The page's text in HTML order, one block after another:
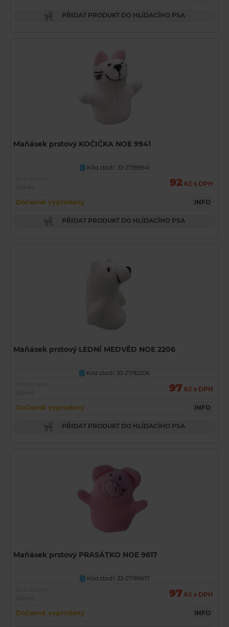
PŘIDAT PRODUKT DO HLÍDACÍHO PSA
Maňásek prstový KOČIČKA NOE 9941
U Kód zboží: 33-27/89941
92 Kč s DPH
Dočasně vyprodaný INFO
PŘIDAT PRODUKT DO HLÍDACÍHO PSA
Maňásek prstový LEDNÍ MEDVĚD NOE 2206
U
Kód zboží: 33-27/82206
97 Kč s DPH
Dočasně vyprodaný INFO
PŘIDAT PRODUKT DO HLÍDACÍHO PSA
Maňásek prstový PRASÁTKO NOE 9617
U
Kód zboží: 33-27/89617
97 Kč s DPH
Dočasně vyprodaný INFO